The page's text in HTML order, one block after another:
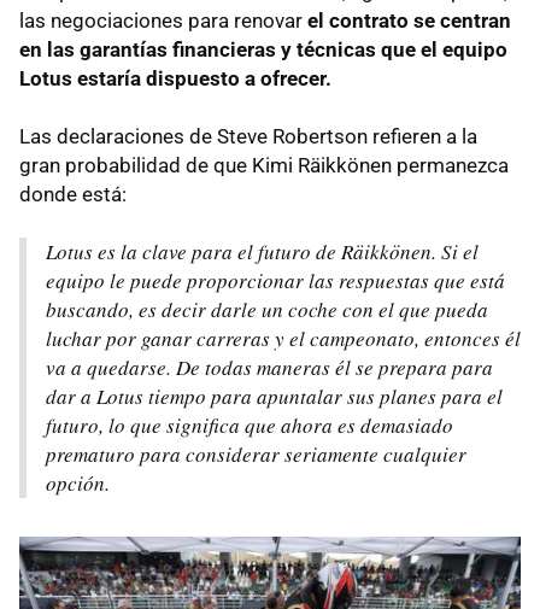
las negociaciones para renovar el contrato se centran
en las garantías financieras y técnicas que el equipo
Lotus estaría dispuesto a ofrecer.
Las declaraciones de Steve Robertson refieren a la
gran probabilidad de que Kimi Räikkönen permanezca
donde está:
Lotus es la clave para el futuro de Räikkönen. Si el
equipo le puede proporcionar las respuestas que está
buscando, es decir darle un coche con el que pueda
luchar por ganar carreras y el campeonato, entonces él
va a quedarse. De todas maneras él se prepara para
dar a Lotus tiempo para apuntalar sus planes para el
futuro, lo que significa que ahora es demasiado
prematuro para considerar seriamente cualquier
opción.